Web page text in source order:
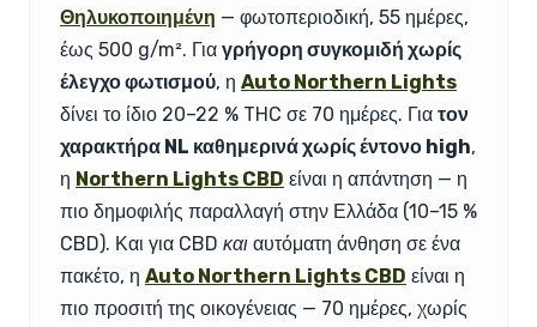
Θηλυκοποιημένη — φωτοπεριοδική, 55 ημέρες,
έως 500 g/m². Για γρήγορη συγκομιδή χωρίς
έλεγχο φωτισμού, η Auto Northern Lights
δίνει το ίδιο 20–22 % THC σε 70 ημέρες. Για τον
χαρακτήρα NL καθημερινά χωρίς έντονο high,
η Northern Lights CBD είναι η απάντηση — η
πιο δημοφιλής παραλλαγή στην Ελλάδα (10–15 %
CBD). Και για CBD και αυτόματη άνθηση σε ένα
πακέτο, η Auto Northern Lights CBD είναι η
πιο προσιτή της οικογένειας — 70 ημέρες, χωρίς